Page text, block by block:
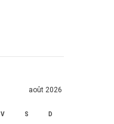
août 2026
V S D